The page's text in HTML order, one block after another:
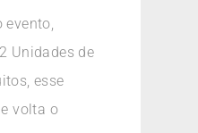
Unidades de
esse
volta o